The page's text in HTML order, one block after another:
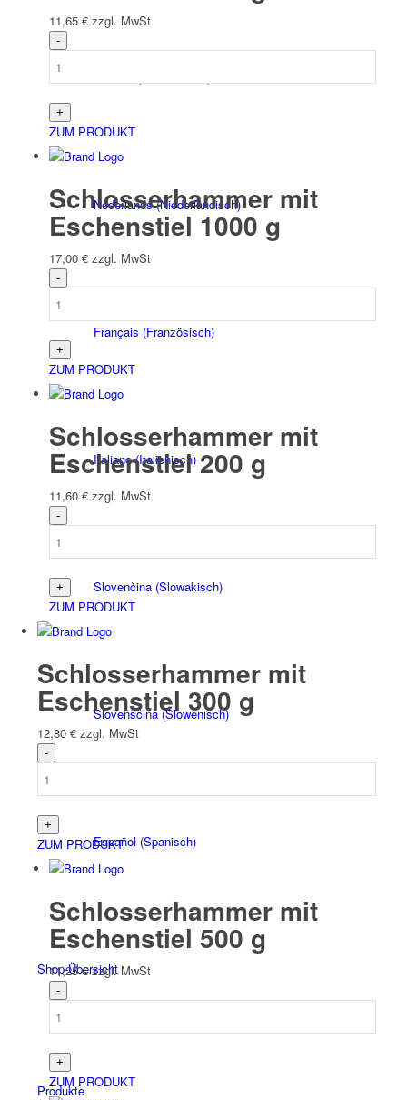
Nederlands(Niederländisch)
Français (Französisch)
Italiano(Italienisch)
Slovenčina(Slowakisch)
Slovenščina(Slowenisch)
Español (Spanisch)
Shop-Übersicht
Produkte
11,65 € zzgl. MwSt
ZUM PRODUKT
Schlosserhammer mit
Eschenstiel 1000 g
17,00 € zzgl. MwSt
ZUM PRODUKT
Schlosserhammer mit
Eschenstiel 200 g
11,60 € zzgl. MwSt
ZUM PRODUKT
Schlosserhammer mit
Eschenstiel 300 g
12,80 € zzgl. MwSt
ZUM PRODUKT
Schlosserhammer mit
Eschenstiel 500 g
11,25€ zzgl. MwSt
ZUM PRODUKT